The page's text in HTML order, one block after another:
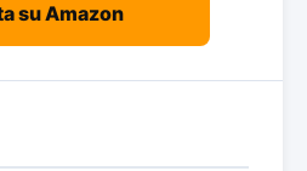
su Amazon